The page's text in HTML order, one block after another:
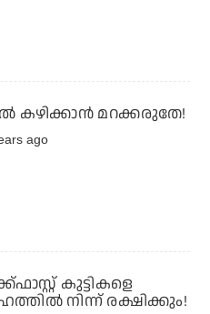
കഴിക്കാന്‍ മറക്കരുതേ!
ago
കുട്ടികളെ
നിന്ന് രക്ഷിക്കും!